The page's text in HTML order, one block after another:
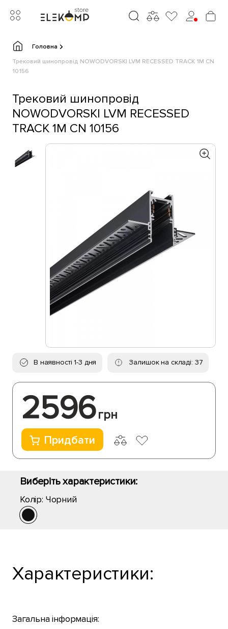
Головна
Трековий шинопровід NOWODVORSKI LVM RECESSED TRACK 1M CN
10156
Трековий шинопровід
NOWODVORSKI LVM RECESSED
TRACK 1M CN 10156
В наявності 1-3 дня Залишок на складі: 37
2596грн
Придбати
Виберіть характеристики:
Колір: Чорний
Характеристики:
Загальна інформація: